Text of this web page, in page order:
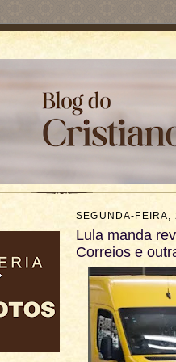
SEGUNDA-
Lula manda
Correios e